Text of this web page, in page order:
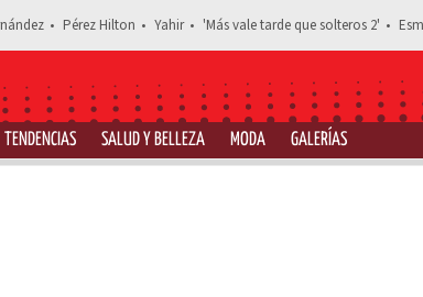
Pérez Hilton Yahir 'Más vale tarde que solteros 2'
TENDENCIAS SALUD Y BELLEZA MODA GALERÍAS
Estás